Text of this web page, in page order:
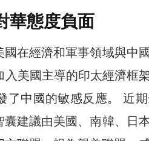
華態度負面
國在經濟和軍事領域與中
美國主導的印太經濟框
了中國的敏感反應。 近
建議由美國、南韓、日